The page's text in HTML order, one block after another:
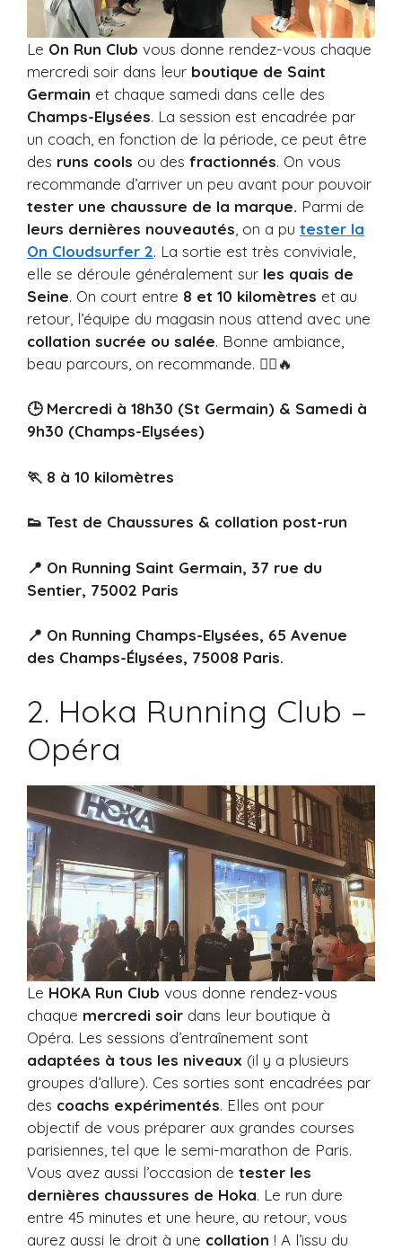
Le On Run Club vous donne rendez-vous chaque
mercredi soir dans leur boutique de Saint
Germain et chaque samedi dans celle des
Champs-Elysées. La session est encadrée par
un coach, en fonction de la période, ce peut être
des runs cools ou des fractionnés. On vous
recommande d’arriver un peu avant pour pouvoir
tester une chaussure de la marque. Parmi de
leurs dernières nouveautés , on a pu tester la
On Cloudsurfer 2. La sortie est très conviviale,
elle se déroule généralement sur les quais de
Seine. On court entre 8 et 10 kilomètres et au
retour, l’équipe du magasin nous attend avec une
collation sucrée ou salée. Bonne ambiance,
beau parcours, on recommande. 🏃‍♂️🔥
🕒 Mercredi à 18h30 (St Germain) & Samedi à
9h30 (Champs-Elysées)
🏃 8 à 10 kilomètres
👟 Test de Chaussures & collation post-run
📍 On Running Saint Germain, 37 rue du
Sentier, 75002 Paris
📍 On Running Champs-Elysées, 65 Avenue
des Champs-Élysées, 75008 Paris.
2. Hoka Running Club –
Opéra
Le HOKA Run Club vous donne rendez-vous
chaque mercredi soir dans leur boutique à
Opéra. Les sessions d’entraînement sont
adaptées à tous les niveaux (il y a plusieurs
groupes d’allure). Ces sorties sont encadrées par
des coachs expérimentés. Elles ont pour
objectif de vous préparer aux grandes courses
parisiennes, tel que le semi-marathon de Paris.
Vous avez aussi l’occasion de tester les
dernières chaussures de Hoka. Le run dure
entre 45 minutes et une heure, au retour, vous
aurez aussi le droit à une collation ! A l’issu du